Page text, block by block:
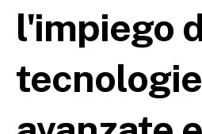
l'impiego
tecnologie